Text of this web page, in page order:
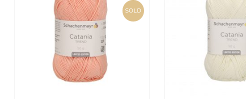
SOLD